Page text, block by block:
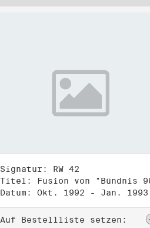
Signatur: RW 42
Datum: Okt. 1992 - Jan. 1993
Auf Bestellliste setzen: